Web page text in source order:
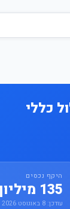
כללי
היקף נכסים
135 מיליון ₪
עודכן: 8 באוגוסט 2026